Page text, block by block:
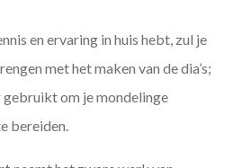
en ervaring in huis hebt, zul je
met het maken van de dia’s;
om je mondelinge
bereiden.